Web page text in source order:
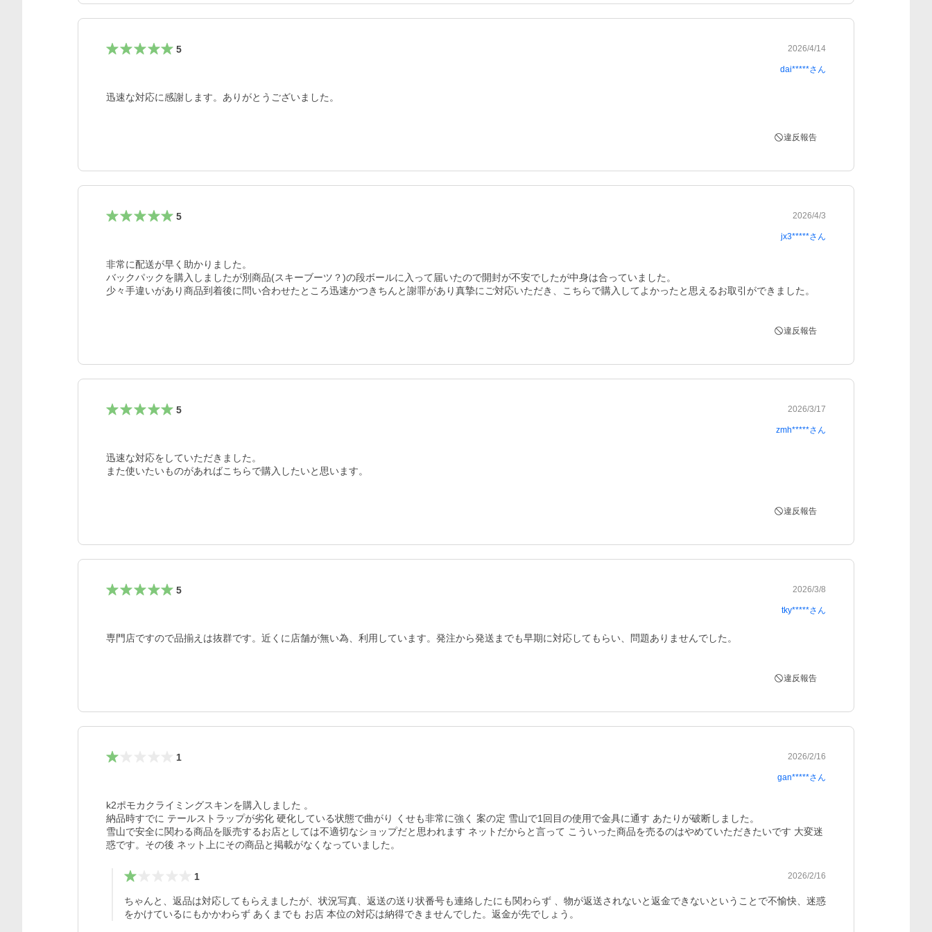
5 2026/4/14
dai*****さん
迅速な対応に感謝します。ありがとうございました。
違反報告
5 2026/4/3
jx3*****さん
非常に配送が早く助かりました。
バックパックを購入しましたが別商品(スキーブーツ？)の段ボールに入って届いたので開封が不安でしたが中身は合っていました。
少々手違いがあり商品到着後に問い合わせたところ迅速かつきちんと謝罪があり真摯にご対応いただき、こちらで購入してよかったと思えるお取引ができました。
違反報告
5 2026/3/17
zmh*****さん
迅速な対応をしていただきました。
また使いたいものがあればこちらで購入したいと思います。
違反報告
5 2026/3/8
tky*****さん
専門店ですので品揃えは抜群です。近くに店舗が無い為、利用しています。発注から発送までも早期に対応してもらい、問題ありませんでした。
違反報告
1 2026/2/16
gan*****さん
k2ポモカクライミングスキンを購入しました 。
納品時すでに テールストラップが劣化 硬化している状態で曲がり くせも非常に強く 案の定 雪山で1回目の使用で金具に通す あたりが破断しました。
雪山で安全に関わる商品を販売するお店としては不適切なショップだと思われます ネットだからと言って こういった商品を売るのはやめていただきたいです 大変迷
惑です。その後 ネット上にその商品と掲載がなくなっていました。
1 2026/2/16
ちゃんと、返品は対応してもらえましたが、状況写真、返送の送り状番号も連絡したにも関わらず 、物が返送されないと返金できないということで不愉快、迷惑
をかけているにもかかわらず あくまでも お店 本位の対応は納得できませんでした。返金が先でしょう。